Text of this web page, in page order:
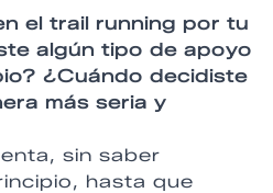
el trail running por tu
algún tipo de apoyo
¿Cuándo decidiste
más seria y
sin saber
hasta que